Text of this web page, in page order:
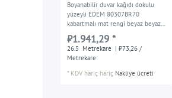
Boyanabilir duvar kağıdı dokulu
yüzeyli EDEM 80307BR70
kabartmalı mat rengi beyaz beyaz
26,5 m2
₺1.941,29 *
26.5 Metrekare | ₺73,26 /
Metrekare
* KDV hariç hariç Nakliye ücreti